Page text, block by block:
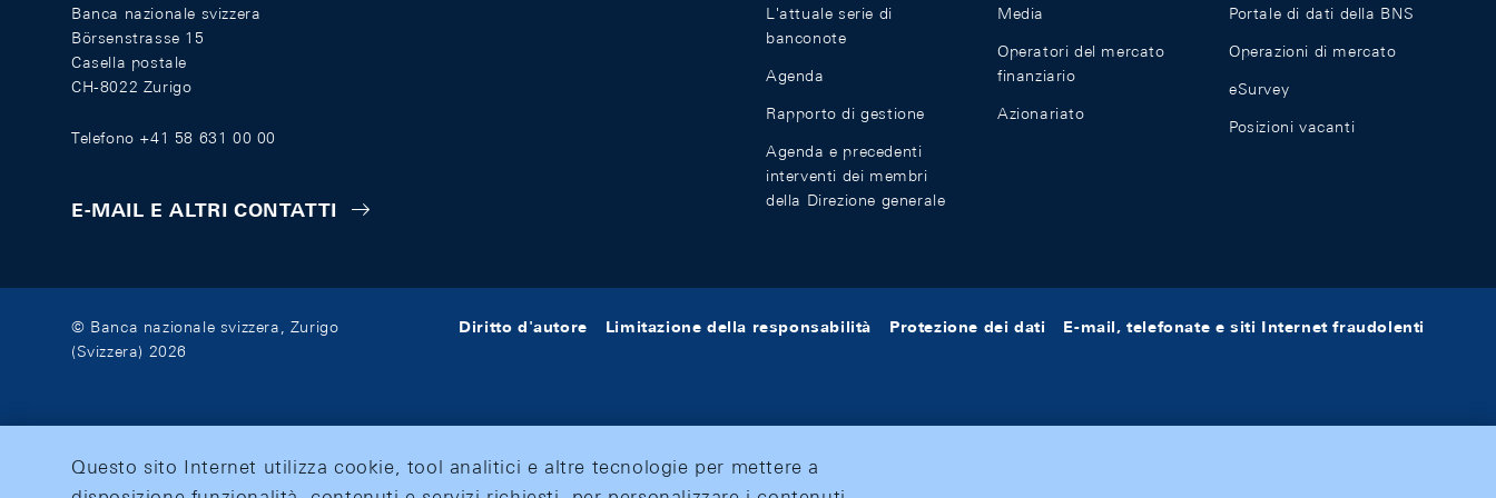
Banca nazionale svizzera
Börsenstrasse 15
Casella postale
CH-8022 Zurigo
Telefono +41 58 631 00 00
E-MAIL E ALTRI CONTATTI
L'attuale serie di
banconote
Agenda
Rapporto di gestione
Agenda e precedenti
interventi dei membri
della Direzione generale
Media
Operatori del mercato
finanziario
Azionariato
Portale di dati della BNS
Operazioni di mercato
eSurvey
Posizioni vacanti
© Banca nazionale svizzera, Zurigo
(Svizzera) 2026
Diritto d'autore Limitazione della responsabilità Protezione dei dati E-mail, telefonate e siti Internet fraudolenti
Questo sito Internet utilizza cookie, tool analitici e altre tecnologie per mettere a